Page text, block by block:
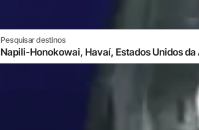
Pesquisar destinos